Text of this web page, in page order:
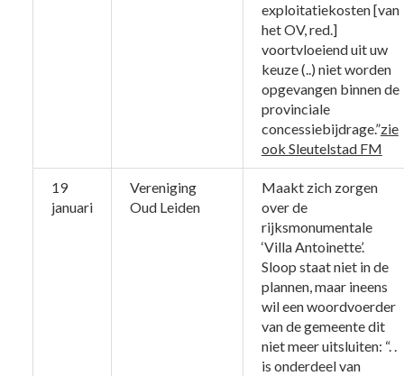
exploitatiekosten [van
het OV, red.]
voortvloeiend uit uw
keuze (..) niet worden
opgevangen binnen de
provinciale
concessiebijdrage.”zie
ook Sleutelstad FM
19
januari
Vereniging
Oud Leiden
Maakt zich zorgen
over de
rijksmonumentale
‘Villa Antoinette’.
Sloop staat niet in de
plannen, maar ineens
wil een woordvoerder
van de gemeente dit
niet meer uitsluiten: “. .
is onderdeel van